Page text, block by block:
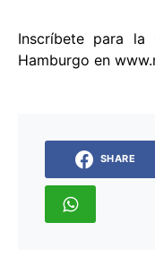
Inscríbete para la
Hamburgo en
SHARE